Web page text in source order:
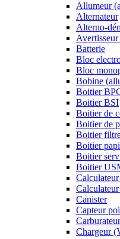
Allumeur
Alternateur
Alterno-
Batterie
Bloc
Bloc
Bobine
Boitier
Boitier BSI
Boitier de
Boitier de
Boitier
Boitier
Boitier
Boitier
Canister
Capteur
Carburateur
Chargeur